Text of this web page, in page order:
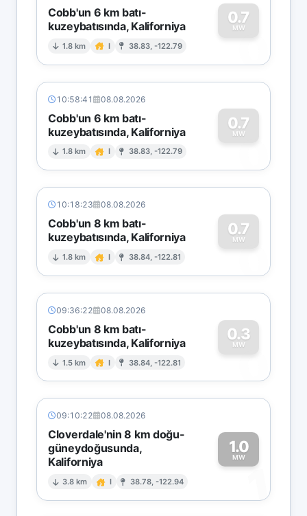
Cobb'un 6 km batı-
kuzeybatısında, Kaliforniya
1.8 km I 38.83, -122.79
0.7
MW
0
10:58:41 08.08.2026
Cobb'un 6 km batı-
kuzeybatısında, Kaliforniya
1.8 km I 38.83, -122.79
0.7
MW
0
10:18:23 08.08.2026
Cobb'un 8 km batı-
kuzeybatısında, Kaliforniya
1.8 km I 38.84, -122.81
0.7
MW
0
09:36:22 08.08.2026
Cobb'un 8 km batı-
kuzeybatısında, Kaliforniya
1.5 km I 38.84, -122.81
0.3
MW
0
09:10:22 08.08.2026
Cloverdale'nin 8 km doğu-
güneydoğusunda,
Kaliforniya
3.8 km I 38.78, -122.94
1.0
MW
1